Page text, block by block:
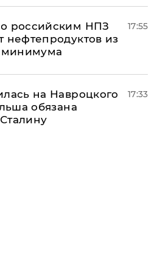
российским НПЗ
нефтепродуктов из
минимума
17:55
на Навроцкого
обязана
17:33